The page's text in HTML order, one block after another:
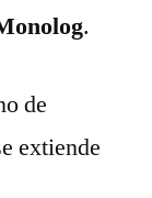
.
de
extiende